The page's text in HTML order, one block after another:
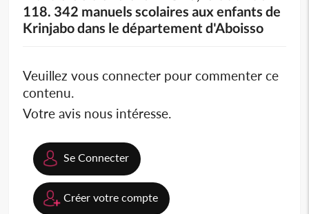
118. 342 manuels scolaires aux enfants de
Krinjabo dans le département d'Aboisso
Veuillez vous connecter pour commenter ce
contenu.
Votre avis nous intéresse.
Se Connecter
Créer votre compte